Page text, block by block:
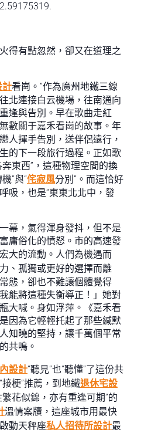
得有點忽然，卻又在道理之
計看崗。”作為廣州地鐵三線
北連接白云機場，往南通向
逢與告別。早在歌曲走紅
數關于嘉禾看崗的故事。年
人揮手告別，送伴侶遠行，
的下一段旅行過程。正如歌
東西”，這種物理空間的換
”與“侘寂風分別”。而這恰好
吸，也是“東東北北中，發
幕，氣得渾身發抖，但不是
庸俗化的憤怒。市的高速發
大的流動。人們為機遇而
、孤獨或更好的選擇而離
態，卻也不難讓個體覺得
能將這種失衡導正！」她對
大喊。身如浮萍。《嘉禾看
因為它輕輕托起了那些緘默
知曉的堅持，讓千萬個平常
共鳴。
設計“聽見”也“聽懂”了這份共
梗”推薦，到地鐵退休宅設
花似錦，亦有重逢可期”的
溫情案牘，這座城市用最快
動天秤座私人招待所設計最